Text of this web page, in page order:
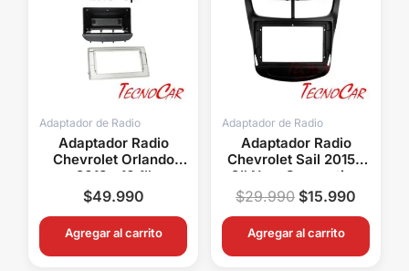
Adaptador de Radio
Adaptador Radio
Chevrolet Orlando
2018+ 10.1″
Connection ACH-
050T
$49.990
Agregar al carrito
Adaptador de Radio
Adaptador Radio
Chevrolet Sail 2015+
9″ New Connection
ACH-035N
$29.990
$29.990.
$15.990
Agregar al carrito